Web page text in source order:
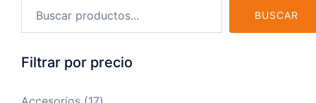
BUSCAR
Filtrar por precio